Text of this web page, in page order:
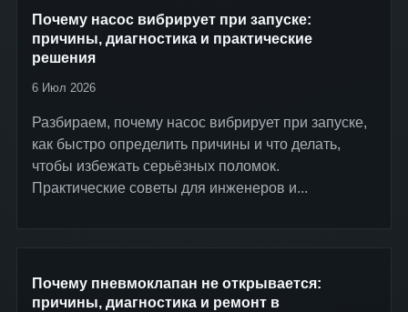
Почему насос вибрирует при запуске:
причины, диагностика и практические
решения
6 Июл 2026
Разбираем, почему насос вибрирует при запуске,
как быстро определить причины и что делать,
чтобы избежать серьёзных поломок.
Практические советы для инженеров и...
Почему пневмоклапан не открывается:
причины, диагностика и ремонт в